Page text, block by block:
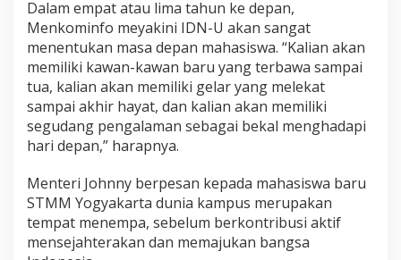
Dalam empat atau lima tahun ke depan,
Menkominfo meyakini IDN-U akan sangat
menentukan masa depan mahasiswa. “Kalian akan
memiliki kawan-kawan baru yang terbawa sampai
tua, kalian akan memiliki gelar yang melekat
sampai akhir hayat, dan kalian akan memiliki
segudang pengalaman sebagai bekal menghadapi
hari depan,” harapnya.
Menteri Johnny berpesan kepada mahasiswa baru
STMM Yogyakarta dunia kampus merupakan
tempat menempa, sebelum berkontribusi aktif
mensejahterakan dan memajukan bangsa